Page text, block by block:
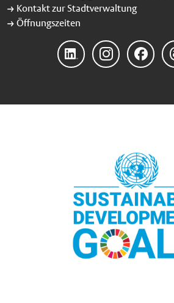
Kontakt zur Stadtverwaltung
Öffnungszeiten